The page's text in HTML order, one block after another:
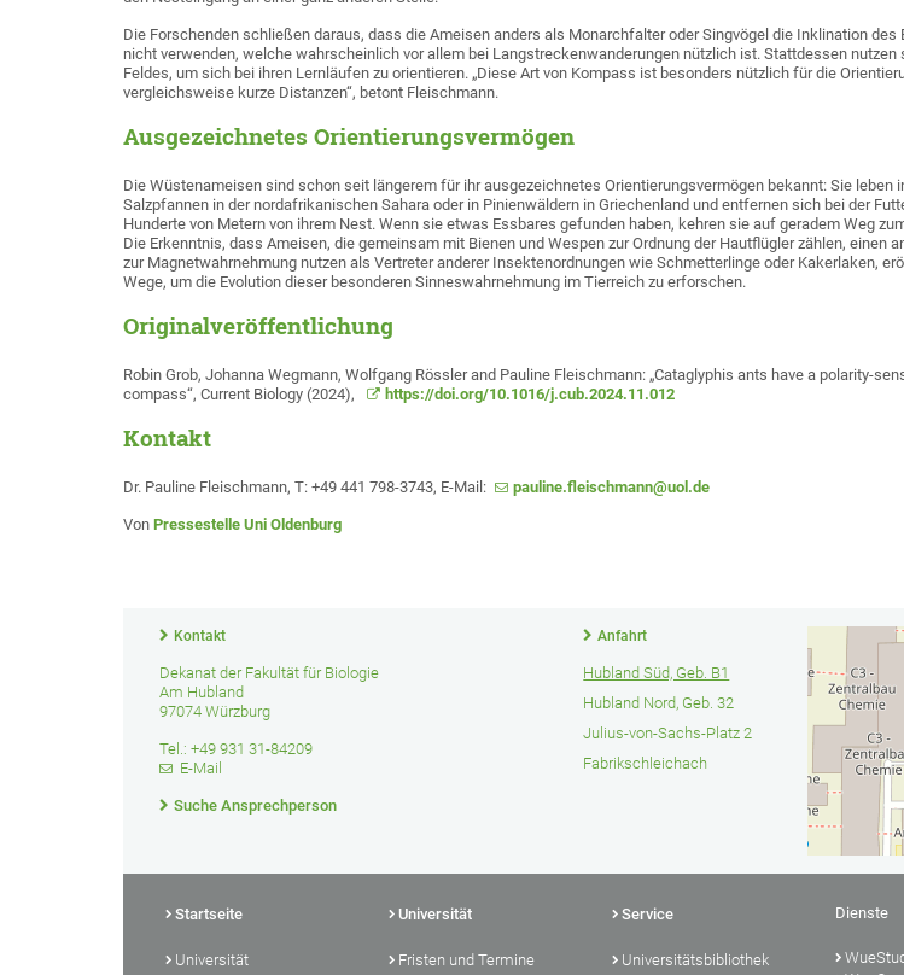
Die Forschenden schließen daraus, dass die Ameisen anders als Monarchfalter oder Singvögel die Inklination des
nicht verwenden, welche wahrscheinlich vor allem bei Langstreckenwanderungen nützlich ist. Stattdessen nutzen
Feldes, um sich bei ihren Lernläufen zu orientieren. „Diese Art von Kompass ist besonders nützlich für die
vergleichsweise kurze Distanzen“, betont Fleischmann.
Ausgezeichnetes Orientierungsvermögen
Die Wüstenameisen sind schon seit längerem für ihr ausgezeichnetes Orientierungsvermögen bekannt: Sie leben
Salzpfannen in der nordafrikanischen Sahara oder in Pinienwäldern in Griechenland und entfernen sich bei der
Hunderte von Metern von ihrem Nest. Wenn sie etwas Essbares gefunden haben, kehren sie auf geradem Weg
Die Erkenntnis, dass Ameisen, die gemeinsam mit Bienen und Wespen zur Ordnung der Hautflügler zählen, einen
zur Magnetwahrnehmung nutzen als Vertreter anderer Insektenordnungen wie Schmetterlinge oder Kakerlaken,
Wege, um die Evolution dieser besonderen Sinneswahrnehmung im Tierreich zu erforschen.
Originalveröffentlichung
Robin Grob, Johanna Wegmann, Wolfgang Rössler and Pauline Fleischmann: „Cataglyphis ants have a polarity-
compass“, Current Biology (2024),
https://doi.org/10.1016/j.cub.2024.11.012
Kontakt
Dr. Pauline Fleischmann, T: +49 441 798-3743, E-Mail: pauline.fleischmann@uol.de
Von Pressestelle Uni Oldenburg
Kontakt
Dekanat der Fakultät für Biologie
Am Hubland
97074 Würzburg
Tel.: +49 931 31-84209
E-Mail
Suche Ansprechperson
Anfahrt
Hubland Süd, Geb. B1
Hubland Nord, Geb. 32
Julius-von-Sachs-Platz 2
Fabrikschleichach
Startseite
Universität
Universität
Fristen und Termine
Service
Universitätsbibliothek
Dienste